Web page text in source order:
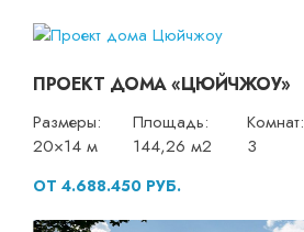
ПРОЕКТ ДОМА «ЦЮЙЧЖОУ»
Размеры:
20×14 м
Площадь:
144,26 м2
Комнат:
3
ОТ 4.688.450 РУБ.